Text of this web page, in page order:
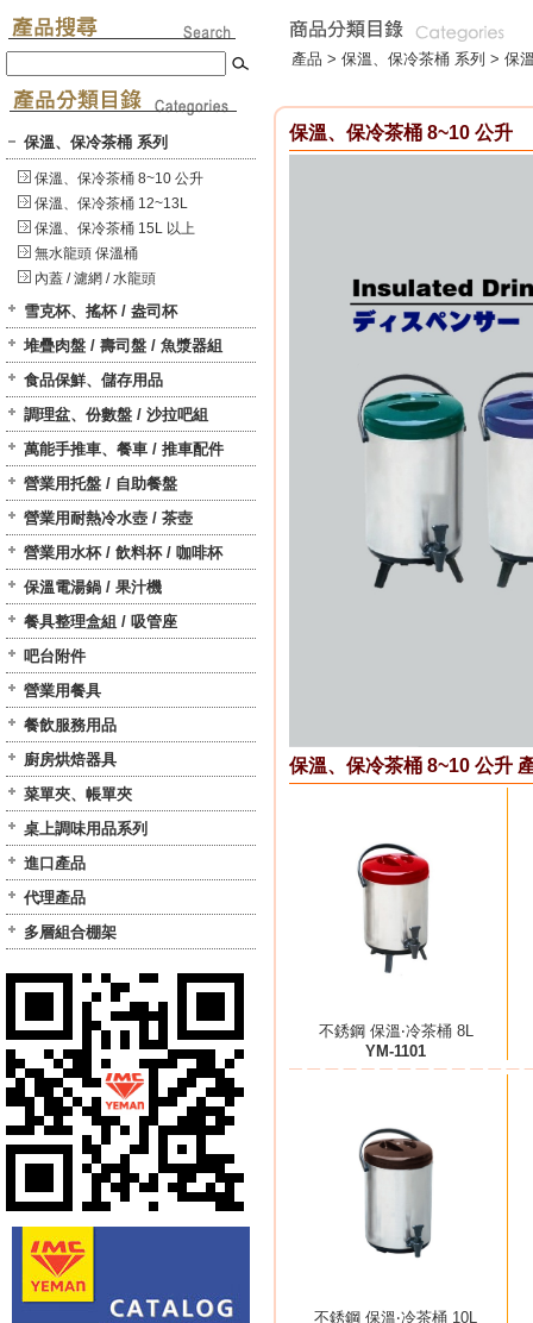
保溫、保冷茶桶 系列
保溫、保冷茶桶 8~10 公升
保溫、保冷茶桶 12~13L
保溫、保冷茶桶 15L 以上
無水龍頭 保溫桶
內蓋 / 濾網 / 水龍頭
雪克杯、搖杯 / 盎司杯
堆疊肉盤 / 壽司盤 / 魚漿器組
食品保鮮、儲存用品
調理盆、份數盤 / 沙拉吧組
萬能手推車、餐車 / 推車配件
營業用托盤 / 自助餐盤
營業用耐熱冷水壺 / 茶壺
營業用水杯 / 飲料杯 / 咖啡杯
保溫電湯鍋 / 果汁機
餐具整理盒組 / 吸管座
吧台附件
營業用餐具
餐飲服務用品
廚房烘焙器具
菜單夾、帳單夾
桌上調味用品系列
進口產品
代理產品
多層組合棚架
產品 > 保溫、保冷茶桶 系列 > 保
保溫、保冷茶桶 8~10 公升
保溫、保冷茶桶 8~10 公升
不銹鋼 保溫‧冷茶桶 8L
YM-1101
不銹鋼 保溫‧冷茶桶 10L